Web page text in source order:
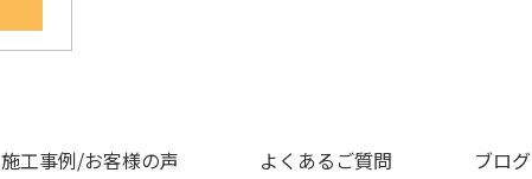
施工事例/お客様の声 よくあるご質問 ブログ